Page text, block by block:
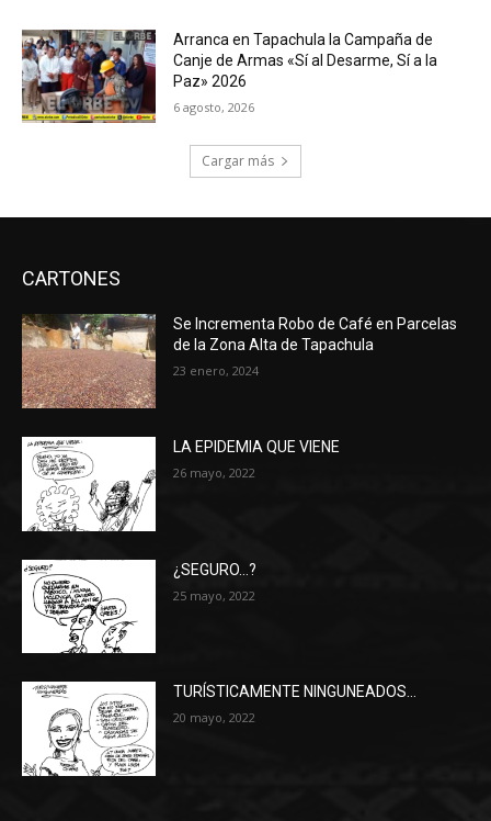
Arranca en Tapachula la Campaña de
Canje de Armas «Sí al Desarme, Sí a la
Paz» 2026
6 agosto, 2026
Cargar más
CARTONES
Se Incrementa Robo de Café en Parcelas
de la Zona Alta de Tapachula
23 enero, 2024
LA EPIDEMIA QUE VIENE
26 mayo, 2022
¿SEGURO…?
25 mayo, 2022
TURÍSTICAMENTE NINGUNEADOS…
20 mayo, 2022